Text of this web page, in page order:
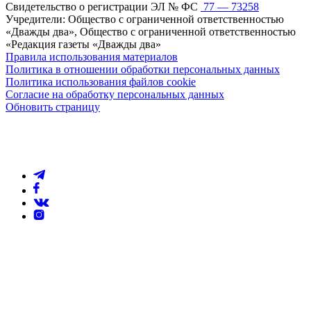
Свидетельство о регистрации ЭЛ № ФС 77 — 73258
Учредители: Общество с ограниченной ответственностью
«Дважды два», Общество с ограниченной ответственностью
«Редакция газеты «Дважды два»
Правила использования материалов
Политика в отношении обработки персональных данных
Политика использования файлов cookie
Согласие на обработку персональных данных
Обновить страницу